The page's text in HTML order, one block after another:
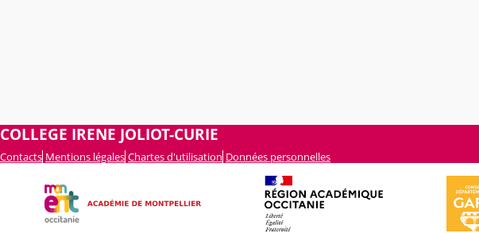
COLLEGE IRENE JOLIOT-CURIE
Contacts Mentions légales Chartes d'utilisation Données personnelles